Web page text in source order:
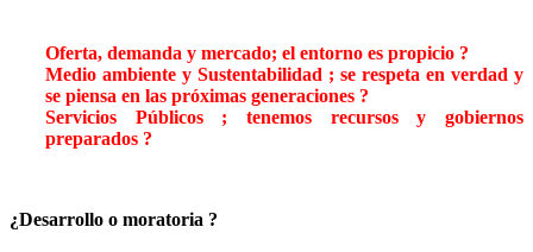
Oferta, demanda y mercado; el entorno es propicio ?
Medio ambiente y Sustentabilidad ; se respeta en verdad y
se piensa en las próximas generaciones ?
Servicios Públicos ; tenemos recursos y gobiernos
preparados ?
¿Desarrollo o moratoria ?